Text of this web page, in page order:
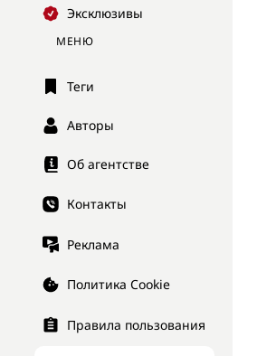
Эксклюзивы
МЕНЮ
Теги
Авторы
Об агентстве
Контакты
Реклама
Политика Cookie
Правила пользования